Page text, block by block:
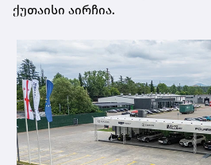
ქუთაისი აირჩია.